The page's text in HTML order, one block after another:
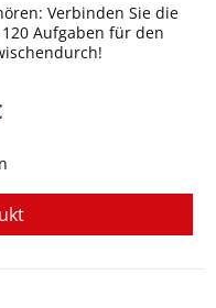
Verbinden Sie die
Aufgaben für den